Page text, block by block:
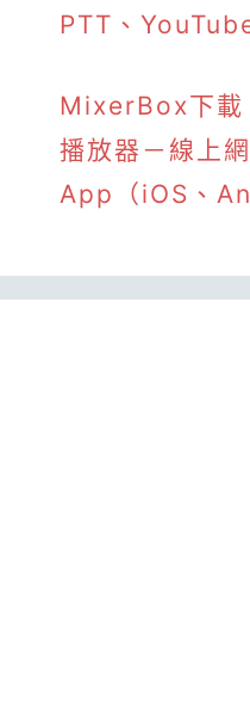
PTT、
MixerBox下載
播放器－線上
App（iOS、